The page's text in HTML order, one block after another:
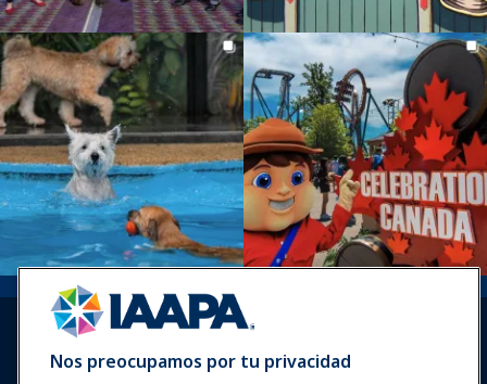
Nos preocupamos por tu privacidad